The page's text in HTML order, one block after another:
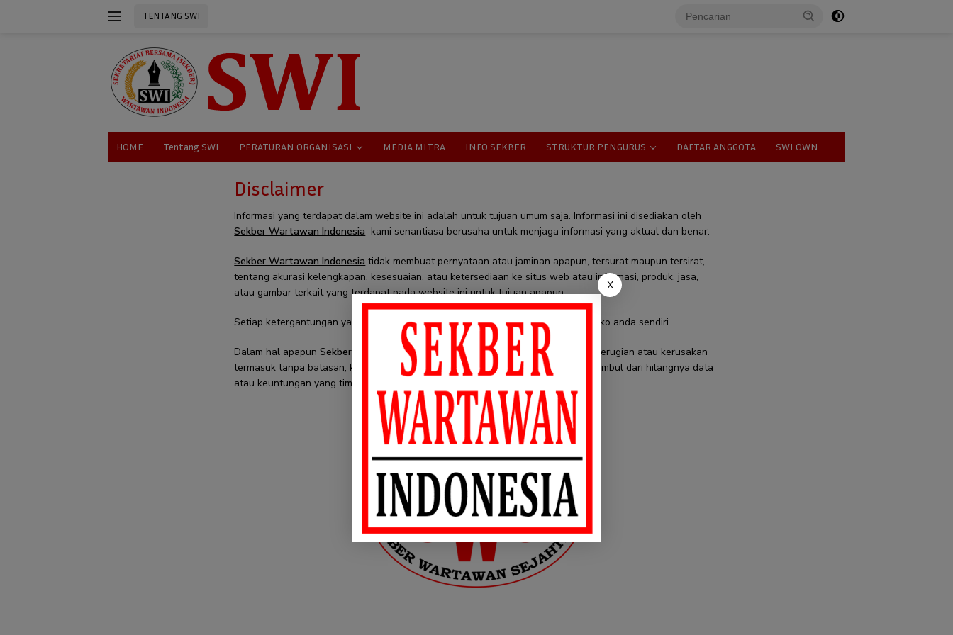
TENTANG SWI
HOME Tentang SWI PERATURAN ORGANISASI MEDIA MITRA INFO SEKBER STRUKTUR PENGURUS DAFTAR ANGGOTA SWI OWN
Disclaimer
Informasi yang terdapat dalam website ini adalah untuk tujuan umum saja. Informasi ini disediakan oleh
Sekber Wartawan Indonesia kami senantiasa berusaha untuk menjaga informasi yang aktual dan benar.
Sekber Wartawan Indonesia tidak membuat pernyataan atau jaminan apapun, tersurat maupun tersirat,
tentang akurasi kelengkapan, kesesuaian, atau ketersediaan ke situs web atau informasi, produk, jasa,
atau gambar terkait yang terdapat pada website ini untuk tujuan apapun.
Setiap ketergantungan yang anda tempatkan pada informasi tersebut adalah risiko anda sendiri.
Dalam hal apapunSekber Wartawan Indonesia
tidak bertanggung jawab atas kerugian atau kerusakan
termasuk tanpa batasan, kerugian tidak langsung atau kerusakan apapun yang timbul dari hilangnya data
atau keuntungan yang timbul dari penggunaan website ini.
X